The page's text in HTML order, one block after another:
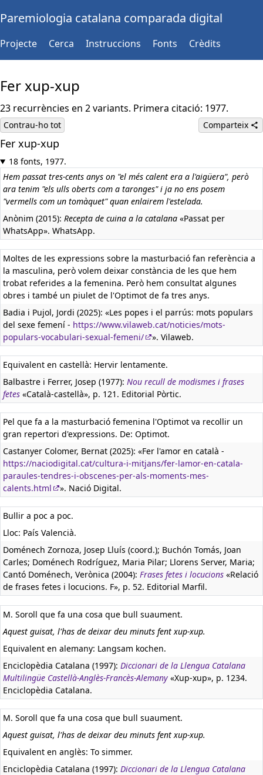
Paremiologia catalana comparada digital
Projecte Cerca Instruccions Fonts Crèdits
Fer xup-xup
23 recurrències en 2 variants. Primera citació: 1977.
Contrau-ho tot Comparteix
Fer xup-xup
18 fonts, 1977.
Hem passat tres-cents anys on "el més calent era a l'aigüera", però
ara tenim "els ulls oberts com a taronges" i ja no ens posem
"vermells com un tomàquet" quan enlairem l'estelada.
Anònim (2015): Recepta de cuina a la catalana «Passat per
WhatsApp». WhatsApp.
Moltes de les expressions sobre la masturbació fan referència a
la masculina, però volem deixar constància de les que hem
trobat referides a la femenina. Però hem consultat algunes
obres i també un piulet de l'Optimot de fa tres anys.
Badia i Pujol, Jordi (2025): «Les popes i el parrús: mots populars
del sexe femení - https://www.vilaweb.cat/noticies/mots-
populars-vocabulari-sexual-femeni/
». Vilaweb.
Equivalent en castellà: Hervir lentamente.
Balbastre i Ferrer, Josep (1977): Nou recull de modismes i frases
fetes «Català-castellà», p. 121. Editorial Pòrtic.
Pel que fa a la masturbació femenina l'Optimot va recollir un
gran repertori d'expressions. De: Optimot.
Castanyer Colomer, Bernat (2025): «Fer l'amor en català -
https://naciodigital.cat/cultura-i-mitjans/fer-lamor-en-catala-
paraules-tendres-i-obscenes-per-als-moments-mes-
calents.html
». Nació Digital.
Bullir a poc a poc.
Lloc: País Valencià.
Doménech Zornoza, Josep Lluís (coord.); Buchón Tomás, Joan
Carles; Doménech Rodríguez, Maria Pilar; Llorens Server, Maria;
Cantó Doménech, Verònica (2004): Frases fetes i locucions «Relació
de frases fetes i locucions. F», p. 52. Editorial Marfil.
M. Soroll que fa una cosa que bull suaument.
Aquest guisat, l'has de deixar deu minuts fent xup-xup.
Equivalent en alemany: Langsam kochen.
Enciclopèdia Catalana (1997): Diccionari de la Llengua Catalana
Multilingüe Castellà-Anglès-Francès-Alemany «Xup-xup», p. 1234.
Enciclopèdia Catalana.
M. Soroll que fa una cosa que bull suaument.
Aquest guisat, l'has de deixar deu minuts fent xup-xup.
Equivalent en anglès: To simmer.
Enciclopèdia Catalana (1997): Diccionari de la Llengua Catalana